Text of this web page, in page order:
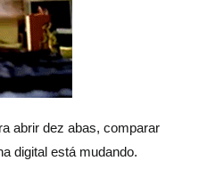
abrir dez abas, comparar
digital está mudando.